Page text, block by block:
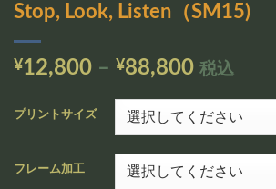
Stop, Look, Listen（SM15)
¥12,800 – ¥88,800価
帯:
¥12,800
–
¥88,800
税込
プリントサイズ
フレーム加工